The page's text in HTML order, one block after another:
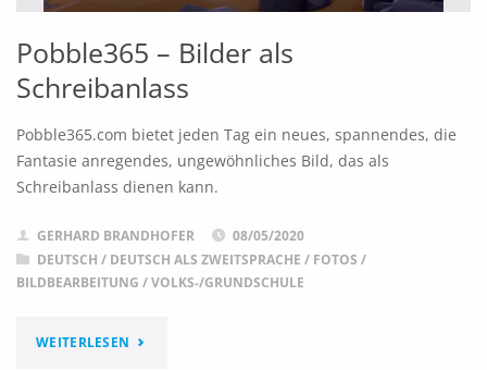
Pobble365 – Bilder als
Schreibanlass
Pobble365.com bietet jeden Tag ein neues, spannendes, die
Fantasie anregendes, ungewöhnliches Bild, das als
Schreibanlass dienen kann.
GERHARD BRANDHOFER
08/05/2020
DEUTSCH / DEUTSCH ALS ZWEITSPRACHE / FOTOS /
BILDBEARBEITUNG /VOLKS-/GRUNDSCHULE
WEITERLESEN "POBBLE365